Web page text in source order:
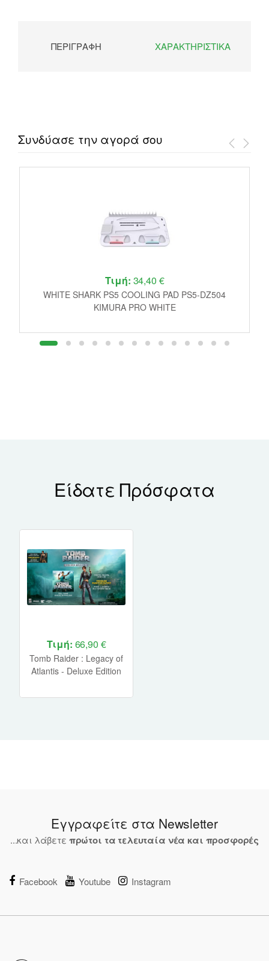
ΠΕΡΙΓΡΑΦΉ ΧΑΡΑΚΤΗΡΙΣΤΙΚΆ
Συνδύασε την αγορά σου
Τιμή: 34,40 €
WHITE SHARK PS5 COOLING PAD PS5-DZ504
KIMURA PRO WHITE
Είδατε Πρόσφατα
Τιμή: 66,90 €
Tomb Raider : Legacy of
Atlantis - Deluxe Edition
Εγγραφείτε στα Newsletter
...και λάβετε πρώτοι τα τελευταία νέα και προσφορές
Facebook Youtube Instagram